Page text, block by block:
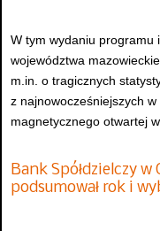
W tym wydaniu programu
województwa
m.in. o tragicznych
z najnowocześniejszych
magnetycznego otwartej w
Bank Spółdzielczy
podsumował rok i